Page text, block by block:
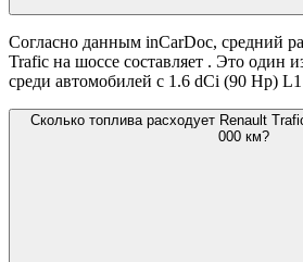
Согласно данным inCarDoc, средний
Trafic на шоссе составляет . Это один
среди автомобилей с 1.6 dCi (90 Hp)
Сколько топлива расходует Renault
000 км?